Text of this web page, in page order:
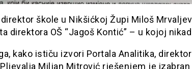
direktor škole u Nikšićkoj Župi Miloš
direktora OŠ “Jagoš Kontić” – u kojoj
kako ističu izvori Portala Analitika,
Miljan Mitrović rješenjem je